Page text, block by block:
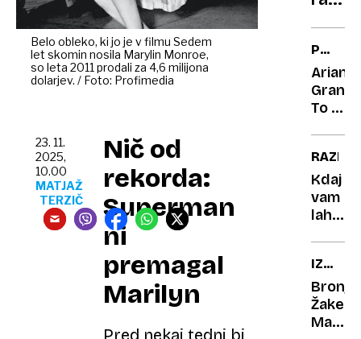
Belo obleko, ki jo je v filmu Sedem
let skomin nosila Marylin Monroe,
so leta 2011 prodali za 4,6 milijona
dolarjev. / Foto: Profimedia
Nič od
rekorda:
Superman
ni
premagal
Marilyn
Pred nekaj tedni bi
23. 11.
2025,
10.00
MATJAŽ
TERZIČ
ranljiv
v
Ariana
To je
veliki
nastop
Kdaj
vam
lahko
zdravo
v
resnici
IZ
IZGUB
V
Bronja
Žakelj: